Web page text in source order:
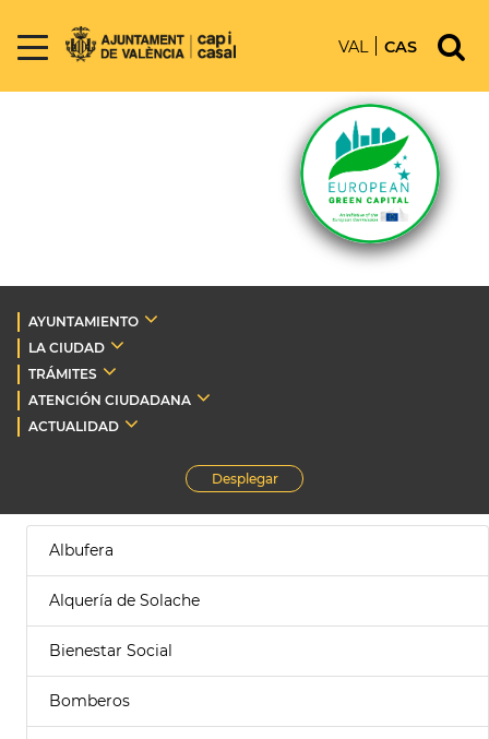
VAL CAS
AYUNTAMIENTO
LA CIUDAD
TRÁMITES
ATENCIÓN CIUDADANA
ACTUALIDAD
Desplegar
Albufera
Alquería de Solache
Bienestar Social
Bomberos